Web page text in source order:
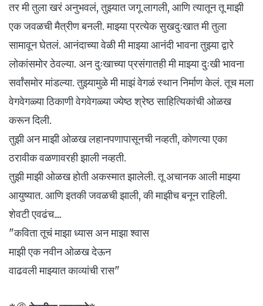
तर मी तुला खरं अनुभवलं, तुझ्यात जगू लागली, आणि त्यातून तू माझी
एक जवळची मैत्रीण बनली. माझ्या प्रत्येक सुखदुःखात मी तुला
सामावून घेतलं. आनंदाच्या वेळी मी माझ्या आनंदी भावना तुझ्या द्वारे
लोकांसमोर ठेवल्या. अन दुःखाच्या प्रसंगातही मी माझ्या दुःखी भावना
सर्वांसमोर मांडल्या. तुझ्यामुळे मी माझं वेगळं स्थान निर्माण केलं. तूच मला
वेगवेगळ्या ठिकाणी वेगवेगळ्या ज्येष्ठ श्रेष्ठ साहित्यिकांची ओळख
करून दिली.
तुझी अन माझी ओळख लहानपणापासूनची नव्हती, कोणत्या एका
ठरावीक वळणावरही झाली नव्हती.
तुझी माझी ओळख होती अकस्मात झालेली. तू अचानक आली माझ्या
आयुष्यात. आणि इतकी जवळची झाली, की माझीच बनून राहिली.
शेवटी एवढंच....
"कविता तूचं माझा ध्यास अन माझा श्वास
माझी एक नवीन ओळख देऊन
वाढवली माझ्यात काव्यांची रास"